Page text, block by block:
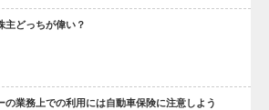
主どっちが偉い？
の業務上での利用には自動車保険に注意しよう